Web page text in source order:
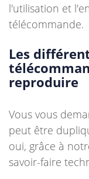
l'utilisation et
télécommande.
Les
reproduire
Vous vous
peut être
oui, grâce à
savoir-faire